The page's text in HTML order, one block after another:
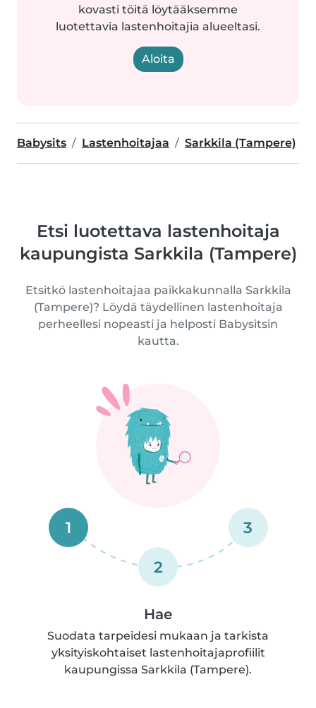
kovasti töitä löytääksemme
luotettavia lastenhoitajia alueeltasi.
Aloita
Babysits Lastenhoitajaa Sarkkila (Tampere)
Etsi luotettava lastenhoitaja
kaupungista Sarkkila (Tampere)
Etsitkö lastenhoitajaa paikkakunnalla Sarkkila
(Tampere)? Löydä täydellinen lastenhoitaja
perheellesi nopeasti ja helposti Babysitsin
kautta.
1
2
3
Hae
Suodata tarpeidesi mukaan ja tarkista
yksityiskohtaiset lastenhoitajaprofiilit
kaupungissa Sarkkila (Tampere).